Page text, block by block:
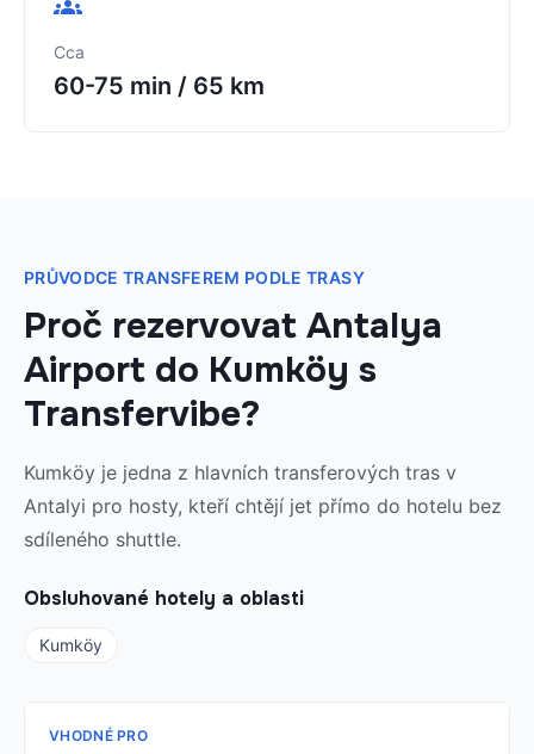
Cca
60-75 min / 65 km
PRŮVODCE TRANSFEREM PODLE TRASY
Proč rezervovat Antalya
Airport do Kumköy s
Transfervibe?
Kumköy je jedna z hlavních transferových tras v
Antalyi pro hosty, kteří chtějí jet přímo do hotelu bez
sdíleného shuttle.
Obsluhované hotely a oblasti
Kumköy
VHODNÉ PRO